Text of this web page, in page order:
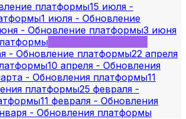
платформы15 июля -
1 июля - Обновление
- Обновление платформы3 июня
- Обновление платформы22 апреля
10 апреля - Обновления
- Обновления платформы11
платформы25 февраля -
11 февраля - Обновления
- Обновления платформы